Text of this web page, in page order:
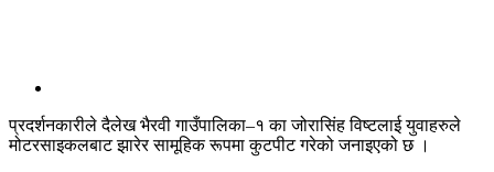
प्रदर्शनकारीले दैलेख भैरवी गाउँपालिका–१ का जोरासिंह विष्टलाई युवाहरुले
मोटरसाइकलबाट झारेर सामूहिक रूपमा कुटपीट गरेको जनाइएको छ ।